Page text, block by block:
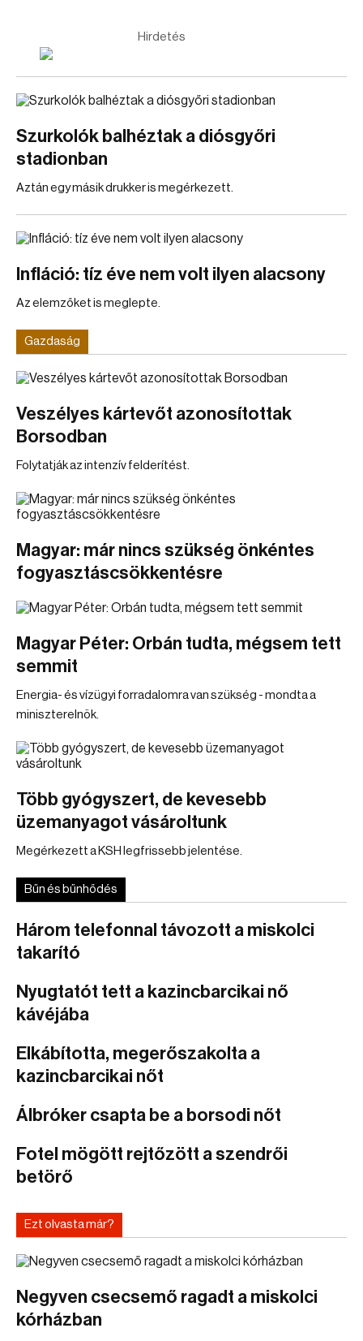
Hirdetés
Szurkolók balhéztak a diósgyőri
stadionban
Aztán egy másik drukker is megérkezett.
Infláció: tíz éve nem volt ilyen alacsony
Az elemzőket is meglepte.
Gazdaság
Veszélyes kártevőt azonosítottak
Borsodban
Folytatják az intenzív felderítést.
Magyar: már nincs szükség önkéntes
fogyasztáscsökkentésre
Magyar Péter: Orbán tudta, mégsem tett
semmit
Energia- és vízügyi forradalomra van szükség - mondta a
miniszterelnök.
Több gyógyszert, de kevesebb
üzemanyagot vásároltunk
Megérkezett a KSH legfrissebb jelentése.
Bűn és bűnhődés
Három telefonnal távozott a miskolci
takarító
Nyugtatót tett a kazincbarcikai nő
kávéjába
Elkábította, megerőszakolta a
kazincbarcikai nőt
Álbróker csapta be a borsodi nőt
Fotel mögött rejtőzött a szendrői
betörő
Ezt olvasta már?
Negyven csecsemő ragadt a miskolci
kórházban